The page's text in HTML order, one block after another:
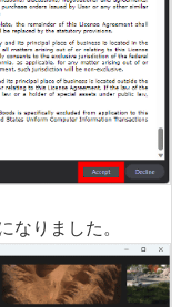
りました。